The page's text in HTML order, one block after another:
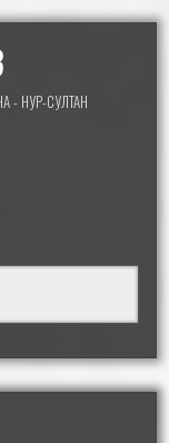
- НУР-СУЛТАН